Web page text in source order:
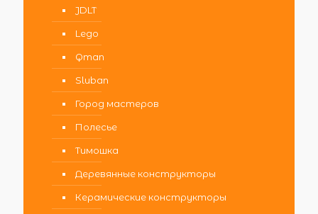
JDLT
Lego
Qman
Sluban
Город мастеров
Полесье
Тимошка
Деревянные конструкторы
Керамические конструкторы